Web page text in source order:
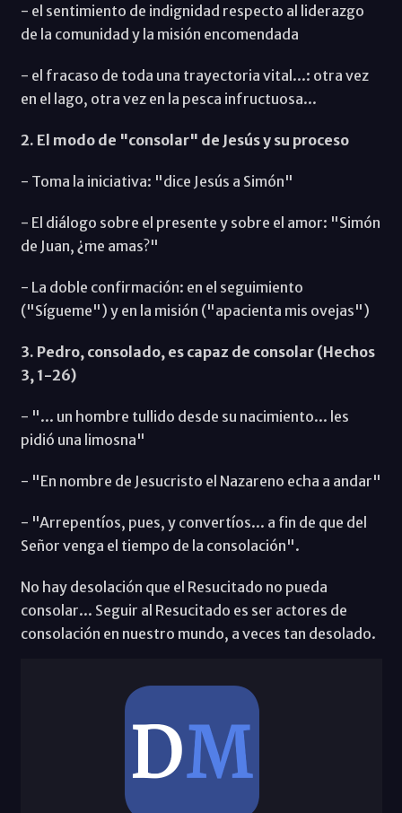
- el sentimiento de indignidad respecto al liderazgo
de la comunidad y la misión encomendada
- el fracaso de toda una trayectoria vital...: otra vez
en el lago, otra vez en la pesca infructuosa...
2. El modo de "consolar" de Jesús y su proceso
- Toma la iniciativa: "dice Jesús a Simón"
- El diálogo sobre el presente y sobre el amor: "Simón
de Juan, ¿me amas?"
- La doble confirmación: en el seguimiento
("Sígueme") y en la misión ("apacienta mis ovejas")
3. Pedro, consolado, es capaz de consolar (Hechos
3, 1-26)
- "... un hombre tullido desde su nacimiento... les
pidió una limosna"
- "En nombre de Jesucristo el Nazareno echa a andar"
- "Arrepentíos, pues, y convertíos... a fin de que del
Señor venga el tiempo de la consolación".
No hay desolación que el Resucitado no pueda
consolar... Seguir al Resucitado es ser actores de
consolación en nuestro mundo, a veces tan desolado.